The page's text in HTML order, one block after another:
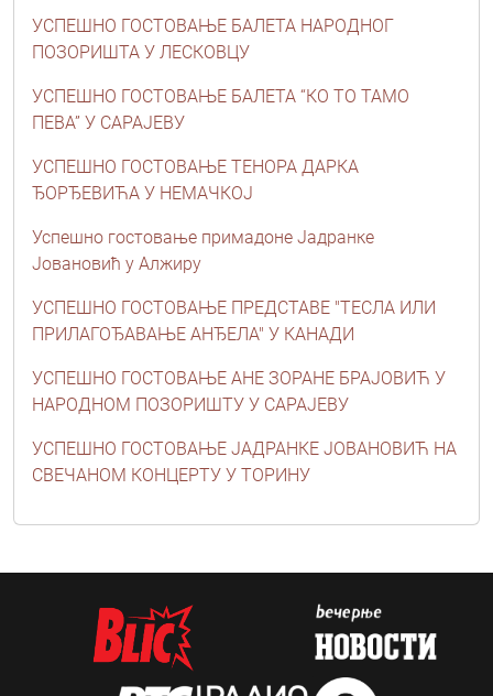
УСПЕШНО ГОСТОВАЊЕ БАЛЕТА НАРОДНОГ
ПОЗОРИШТА У ЛЕСКОВЦУ
УСПЕШНО ГОСТОВАЊЕ БАЛЕТА “КО ТО ТАМО
ПЕВА” У САРАЈЕВУ
УСПЕШНО ГОСТОВАЊЕ ТЕНОРА ДАРКА
ЂОРЂЕВИЋА У НЕМАЧКОЈ
Успешно гостовање примадоне Јадранке
Јовановић у Алжиру
УСПЕШНО ГОСТОВАЊЕ ПРЕДСТАВЕ "ТЕСЛА ИЛИ
ПРИЛАГОЂАВАЊЕ АНЂЕЛА" У КАНАДИ
УСПЕШНО ГОСТОВАЊЕ АНЕ ЗОРАНЕ БРАЈОВИЋ У
НАРОДНОМ ПОЗОРИШТУ У САРАЈЕВУ
УСПЕШНО ГОСТОВАЊЕ ЈАДРАНКЕ ЈОВАНОВИЋ НА
СВЕЧАНОМ КОНЦЕРТУ У ТОРИНУ